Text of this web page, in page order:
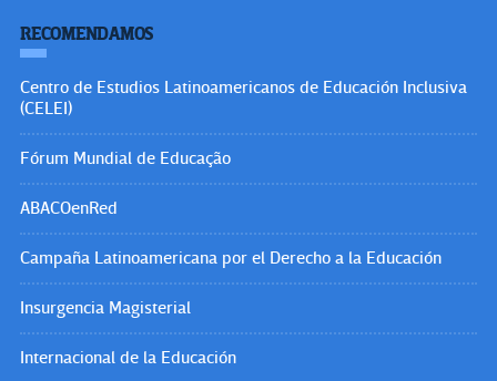
RECOMENDAMOS
Centro de Estudios Latinoamericanos de Educación Inclusiva
(CELEI)
Fórum Mundial de Educação
ABACOenRed
Campaña Latinoamericana por el Derecho a la Educación
Insurgencia Magisterial
Internacional de la Educación